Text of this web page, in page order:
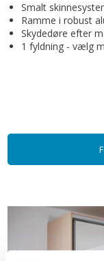
Smalt
Ramme i robust
Skydedøre efter
1 fyldning - vælg